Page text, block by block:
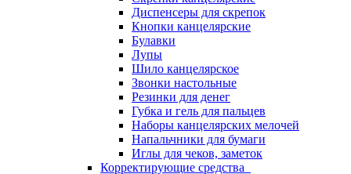
Диспенсеры для скрепок
Кнопки канцелярские
Булавки
Лупы
Шило канцелярское
Звонки настольные
Резинки для денег
Губка и гель для пальцев
Наборы канцелярских мелочей
Напальчники для бумаги
Иглы для чеков, заметок
Корректирующие средства